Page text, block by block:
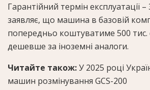
Гарантійний термін експлуатації
заявляє, що машина в базовій
попередньо коштуватиме 500
дешевше за іноземні аналоги.
Читайте також:У 2025 році
машин розмінування GCS-200